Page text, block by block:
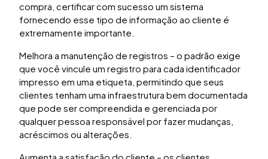
compra, certificar com sucesso um sistema
fornecendo esse tipo de informação ao cliente é
extremamente importante.
Melhora a manutenção de registros – o padrão exige
que você vincule um registro para cada identificador
impresso em uma etiqueta, permitindo que seus
clientes tenham uma infraestrutura bem documentada
que pode ser compreendida e gerenciada por
qualquer pessoa responsável por fazer mudanças,
acréscimos ou alterações.